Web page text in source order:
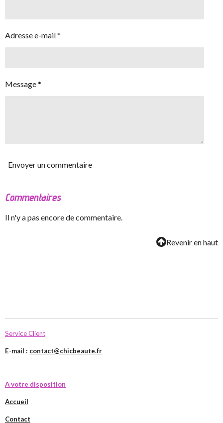
Adresse e-mail *
Message *
Envoyer un commentaire
Commentaires
Il n'y a pas encore de commentaire.
Revenir en haut
Service Client
E-mail : contact@chicbeaute.fr
A votre disposition
Accueil
Contact